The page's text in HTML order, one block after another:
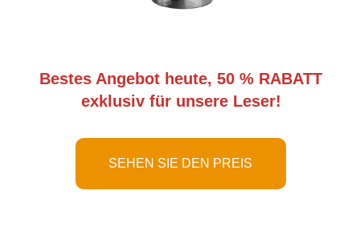
Bestes Angebot heute, 50 % RABATT
exklusiv für unsere Leser!
SEHEN SIE DEN PREIS